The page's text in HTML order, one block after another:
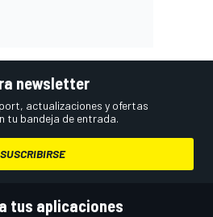
newsletter
actualizaciones y ofertas
tu bandeja de entrada.
SUSCRIBIRSE
tus aplicaciones